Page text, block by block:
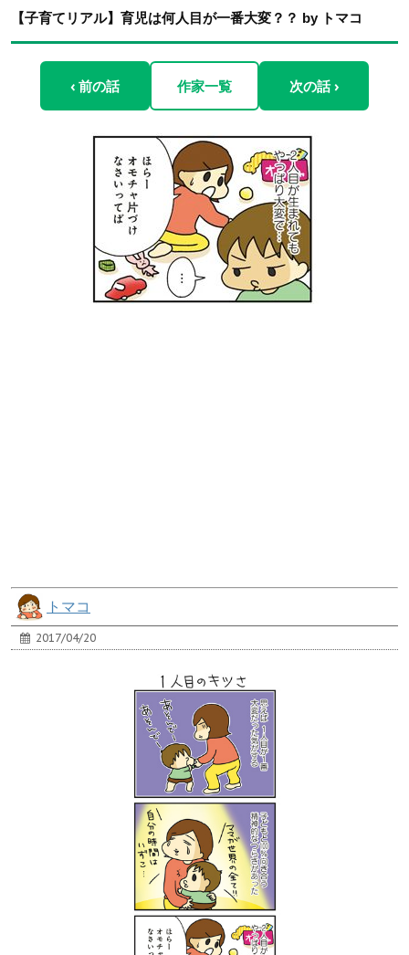
【子育てリアル】育児は何人目が一番大変？？ by トマコ
‹ 前の話 作家一覧 次の話 ›
トマコ
2017/04/20